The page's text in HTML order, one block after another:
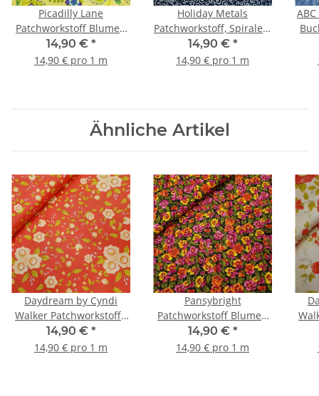
Picadilly Lane
Patchworkstoff Blumen
kiwi, lila
14,90 € *
14,90 € pro 1 m
Holiday Metals
Patchworkstoff, Spiralen,
blau, silber
14,90 € *
14,90 € pro 1 m
Ähnliche Artikel
Daydream by Cyndi
Walker Patchworkstoffe
Blumen orange, natur,
kiwi
14,90 € *
14,90 € pro 1 m
Pansybright
Patchworkstoff Blumen
grün, orange, pink
14,90 € *
14,90 € pro 1 m